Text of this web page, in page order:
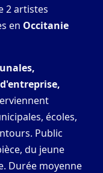
2 artistes
en Occitanie
écoles,
Public
du jeune
Durée moyenne